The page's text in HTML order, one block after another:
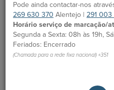
Pode ainda contactar-nos
269 630 370 Alentejo | 291
Horário serviço de marcação/
Segunda a Sexta: 08h às 19h,
Feriados: Encerrado
(Chamada para a rede fixa nacional) +351